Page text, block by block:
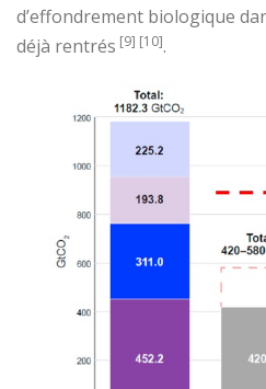
d’effondrement biologique
déjà rentrés [9] [10].